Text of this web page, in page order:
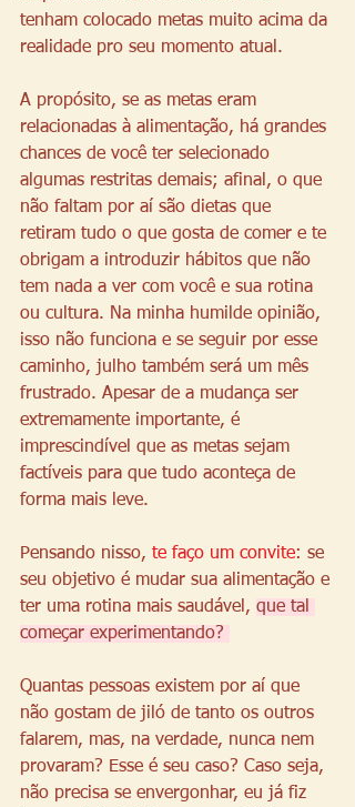
tenham colocado metas muito acima da
realidade pro seu momento atual.
A propósito, se as metas eram
relacionadas à alimentação, há grandes
chances de você ter selecionado
algumas restritas demais; afinal, o que
não faltam por aí são dietas que
retiram tudo o que gosta de comer e te
obrigam a introduzir hábitos que não
tem nada a ver com você e sua rotina
ou cultura. Na minha humilde opinião,
isso não funciona e se seguir por esse
caminho, julho também será um mês
frustrado. Apesar de a mudança ser
extremamente importante, é
imprescindível que as metas sejam
factíveis para que tudo aconteça de
forma mais leve.
Pensando nisso, te faço um convite: se
seu objetivo é mudar sua alimentação e
ter uma rotina mais saudável, que tal
começar experimentando?
Quantas pessoas existem por aí que
não gostam de jiló de tanto os outros
falarem, mas, na verdade, nunca nem
provaram? Esse é seu caso? Caso seja,
não precisa se envergonhar, eu já fiz